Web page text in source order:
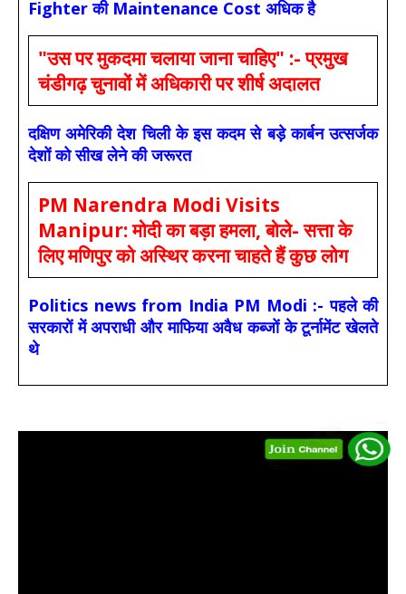
Fighter की Maintenance Cost अधिक है
"उस पर मुकदमा चलाया जाना चाहिए" :- प्रमुख
चंडीगढ़ चुनावों में अधिकारी पर शीर्ष अदालत
दक्षिण अमेरिकी देश चिली के इस कदम से बड़े कार्बन उत्सर्जक
देशों को सीख लेने की जरूरत
PM Narendra Modi Visits
Manipur: मोदी का बड़ा हमला, बोले- सत्ता के
लिए मणिपुर को अस्थिर करना चाहते हैं कुछ लोग
Politics news from India PM Modi :- पहले की
सरकारों में अपराधी और माफिया अवैध कब्जों के टूर्नामेंट खेलते
थे